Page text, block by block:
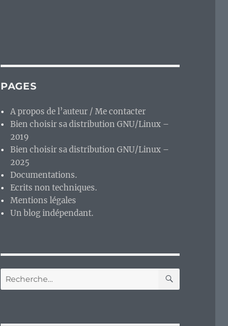
PAGES
A propos de l’auteur / Me contacter
Bien choisir sa distribution GNU/Linux –
2019
Bien choisir sa distribution GNU/Linux –
2025
Documentations.
Ecrits non techniques.
Mentions légales
Un blog indépendant.
Recherche
pour :